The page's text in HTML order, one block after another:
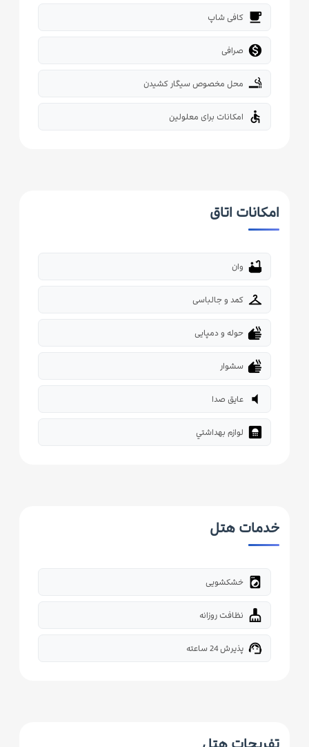
local_cafe کافی شاپ
 صرافی
smoking_rooms محل مخصوص سیگار کشیدن
accessible امکانات برای معلولین
امکانات اتاق
bathtub وان
checkroom کمد و جالباسی
dry حوله و دمپایی
dry سشوار
volume_mute عایق صدا
bathroom لوازم بهداشتي
خدمات هتل
local_laundry_service خشکشویی
cleaning_services نظافت روزانه
support_agent پذیرش 24 ساعته